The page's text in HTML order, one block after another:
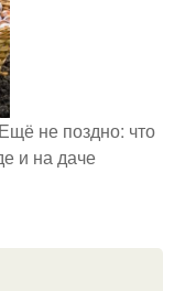
не поздно: что
и на даче